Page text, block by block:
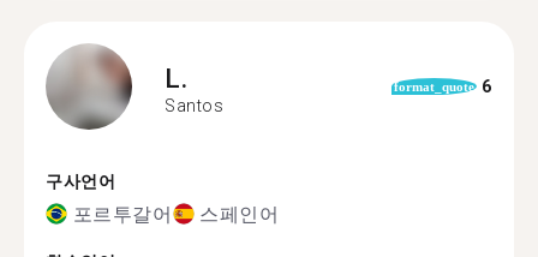
L.
Santos
format_quote 6
구사언어
포르투갈어 스페인어